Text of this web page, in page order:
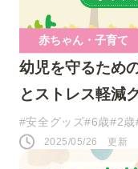
赤ちゃん・子育て
幼児を守るため
とストレス軽減
#安全グッズ#6歳#2歳
2025/05/26 更新